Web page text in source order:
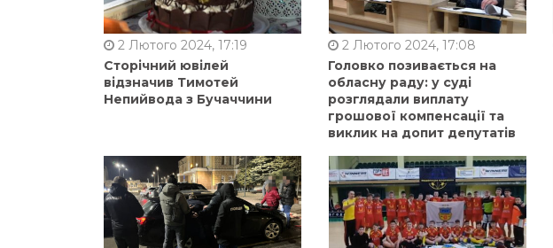
2 Лютого 2024, 17:19
Сторічний ювілей
відзначив Тимотей
Непийвода з Бучаччини
2 Лютого 2024, 17:08
Головко позивається на
обласну раду: у суді
розглядали виплату
грошової компенсації та
виклик на допит депутатів